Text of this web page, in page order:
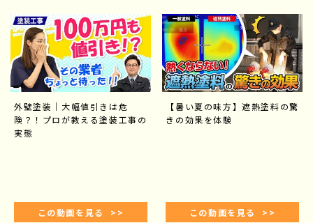
外壁塗装｜大幅値引きは危
険？！プロが教える塗装工事の
実態
この動画を見る >>
【暑い夏の味方】遮熱塗料の驚
きの効果を体験
この動画を見る >>